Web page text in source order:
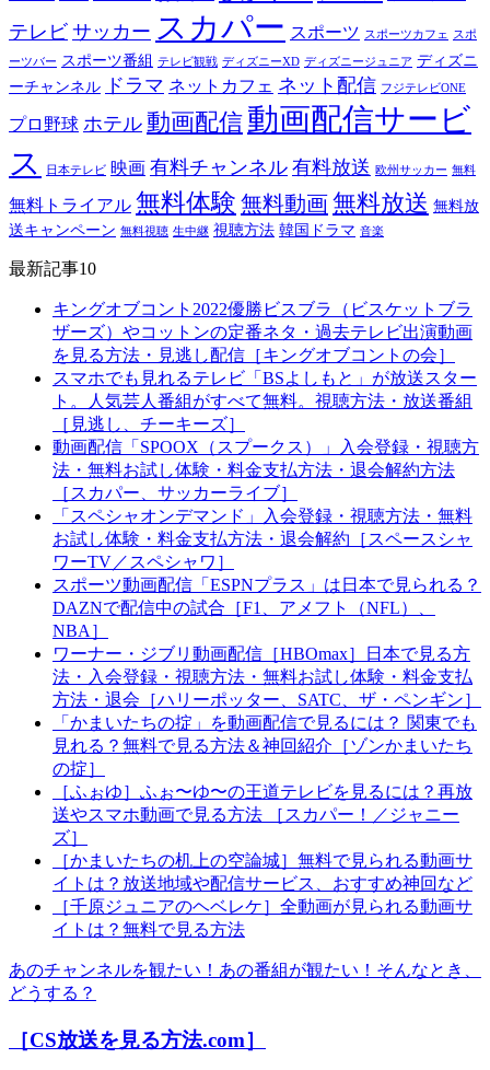
テレビ サッカー スカパー スポーツ スポーツカフェ スポ
ーツバー スポーツ番組 テレビ観戦 ディズニーXD ディズニージュニア ディズニ
ーチャンネル
ドラマ ネットカフェ ネット配信 フジテレビONE
プロ野球 ホテル 動画配信 動画配信サービ
ス
日本テレビ 映画 有料チャンネル 有料放送 欧州サッカー 無料
無料トライアル 無料体験 無料動画無料放送 無料放
送キャンペーン 無料視聴 生中継 視聴方法 韓国ドラマ 音楽
最新記事10
キングオブコント2022優勝ビスブラ（ビスケットブラ
ザーズ）やコットンの定番ネタ・過去テレビ出演動画
を見る方法・見逃し配信［キングオブコントの会］
スマホでも見れるテレビ「BSよしもと」が放送スター
ト。人気芸人番組がすべて無料。視聴方法・放送番組
［見逃し、チーキーズ］
動画配信「SPOOX（スプークス）」入会登録・視聴方
法・無料お試し体験・料金支払方法・退会解約方法
［スカパー、サッカーライブ］
「スペシャオンデマンド」入会登録・視聴方法・無料
お試し体験・料金支払方法・退会解約［スペースシャ
ワーTV／スペシャワ］
スポーツ動画配信「ESPNプラス」は日本で見られる？
DAZNで配信中の試合［F1、アメフト（NFL）、
NBA］
ワーナー・ジブリ動画配信［HBOmax］日本で見る方
法・入会登録・視聴方法・無料お試し体験・料金支払
方法・退会［ハリーポッター、SATC、ザ・ペンギン］
「かまいたちの掟」を動画配信で見るには？ 関東でも
見れる？無料で見る方法＆神回紹介［ゾンかまいたち
の掟］
［ふぉゆ］ふぉ〜ゆ〜の王道テレビを見るには？再放
送やスマホ動画で見る方法 ［スカパー！／ジャニー
ズ］
［かまいたちの机上の空論城］無料で見られる動画サ
イトは？放送地域や配信サービス、おすすめ神回など
［千原ジュニアのヘベレケ］全動画が見られる動画サ
イトは？無料で見る方法
あのチャンネルを観たい！あの番組が観たい！そんなとき、
どうする？
［CS放送を見る方法.com］